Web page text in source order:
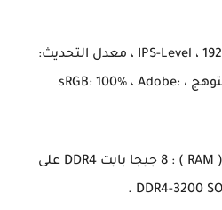
15.6 بوصة ، IPS-Level ، 1920 × 1080 ، 16: 9 ، معدل التحديث:
240 هرتز ، شاشة مضادة للتوهج ، sRGB: 100٪ ، Adobe:
✯ ذاكرة الوصول العشوائي ( RAM ) : 8 جيجا بايت DDR4 على